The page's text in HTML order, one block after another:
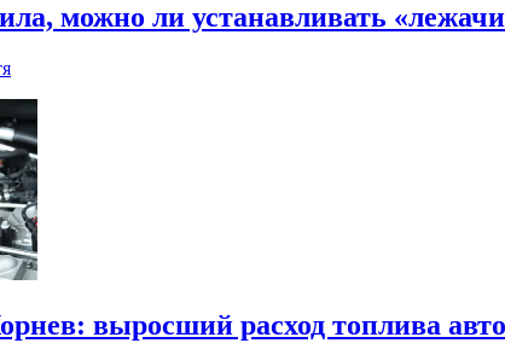
можно ли устанавливать
выросший расход топлива